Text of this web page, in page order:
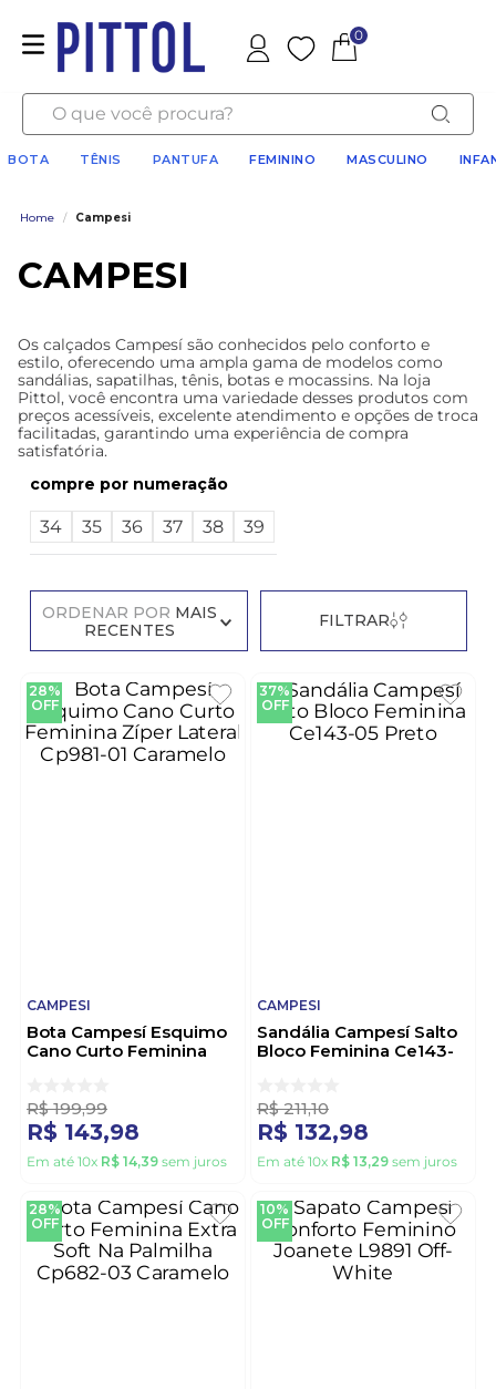
Favoritos
0
O que você procura?
BOTA TÊNIS PANTUFA FEMININO MASCULINO
Home / Campesi
CAMPESI
Os calçados Campesí são conhecidos pelo conforto e
estilo, oferecendo uma ampla gama de modelos como
sandálias, sapatilhas, tênis, botas e mocassins. Na loja
Pittol, você encontra uma variedade desses produtos com
preços acessíveis, excelente atendimento e opções de troca
facilitadas, garantindo uma experiência de compra
satisfatória.
numeração
34 35 36 37 38 39
ORDENAR POR MAIS
RECENTES
FILTRAR
28%
OFF
CAMPESI
Bota Campesí Esquimo
Cano Curto Feminina
R$ 199,99
R$ 143,98
Em até 10x R$ 14,39 sem juros
37%
OFF
CAMPESI
Sandália Campesí Salto
Bloco Feminina Ce143-
R$ 211,10
R$ 132,98
Em até 10x R$ 13,29 sem juros
28%
OFF
10%
OFF